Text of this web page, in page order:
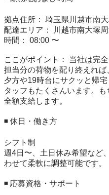
拠点住所： 埼玉県川越市南
配達エリア： 川越市南大塚
時間： 08:00 〜
ここがポイント： 当社は完
担当分の荷物を配り終えれば
夕方や19時台にサクッと帰
タッフもたくさんいます。
全額支給します。
◾️ 休日・働き方
シフト制
週4日〜、土日休み希望など
わせて柔軟に調整可能です。
◾️ 応募資格・サポート